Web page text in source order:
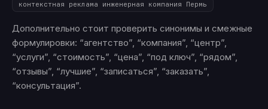
контекстная реклама инженерная компания Пермь
Дополнительно стоит проверить синонимы и смежные
формулировки: “агентство”, “компания”, “центр”,
“услуги”, “стоимость”, “цена”, “под ключ”, “рядом”,
“отзывы”, “лучшие”, “записаться”, “заказать”,
“консультация”.